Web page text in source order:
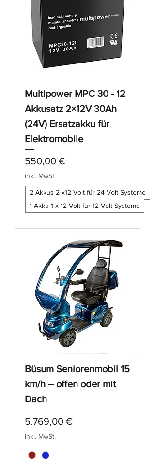
Multipower MPC 30 - 12
Akkusatz 2×12V 30Ah
(24V) Ersatzakku für
Elektromobile
Preis
550,00 €
inkl. MwSt.
2 Akkus 2 x12 Volt für 24 Volt Systeme
1 Akku 1 x 12 Volt für 12 Volt Systeme
Büsum Seniorenmobil 15
km/h – offen oder mit
Dach
Preis
5.769,00 €
inkl. MwSt.